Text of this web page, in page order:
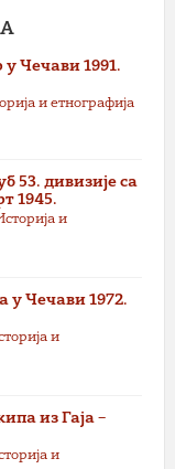
Чечави 1991.
и етнографија
53. дивизије са
1945.
и
у Чечави 1972.
и
из Гаја –
и